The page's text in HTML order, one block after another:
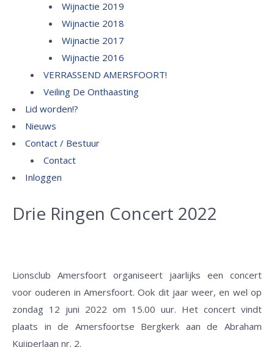
Wijnactie 2019
Wijnactie 2018
Wijnactie 2017
Wijnactie 2016
VERRASSEND AMERSFOORT!
Veiling De Onthaasting
Lid worden!?
Nieuws
Contact / Bestuur
Contact
Inloggen
Drie Ringen Concert 2022
Lionsclub Amersfoort organiseert jaarlijks een concert
voor ouderen in Amersfoort. Ook dit jaar weer, en wel op
zondag 12 juni 2022 om 15.00 uur. Het concert vindt
plaats in de Amersfoortse Bergkerk aan de Abraham
Kuijperlaan nr. 2.